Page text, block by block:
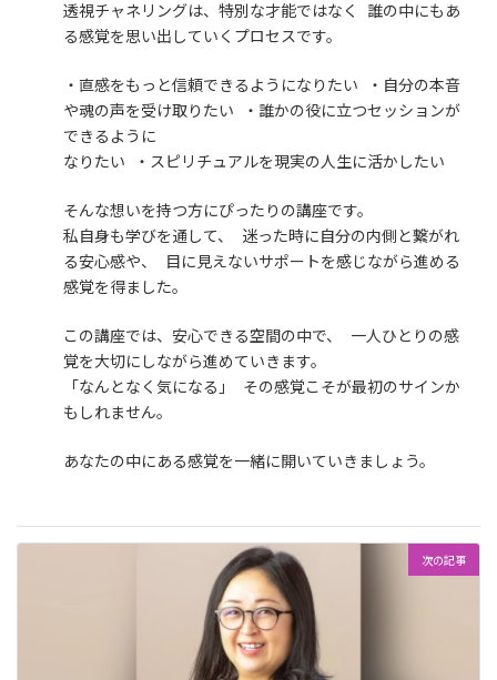
透視チャネリングは、特別な才能ではなく 誰の中にもあ
る感覚を思い出していくプロセスです。
・直感をもっと信頼できるようになりたい ・自分の本音
や魂の声を受け取りたい ・誰かの役に立つセッションが
できるように
なりたい ・スピリチュアルを現実の人生に活かしたい
そんな想いを持つ方にぴったりの講座です。
私自身も学びを通して、 迷った時に自分の内側と繋がれ
る安心感や、 目に見えないサポートを感じながら進める
感覚を得ました。
この講座では、安心できる空間の中で、 一人ひとりの感
覚を大切にしながら進めていきます。
「なんとなく気になる」 その感覚こそが最初のサインか
もしれません。
あなたの中にある感覚を一緒に開いていきましょう。
次の記事